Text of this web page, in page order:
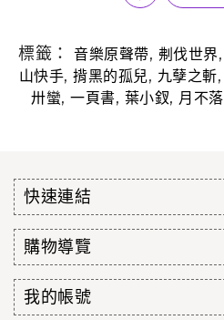
標籤： 音樂原聲帶, 刜伐世界,
山快手,揹黑的孤兒, 九孽之斬,
卅蠻, 一頁書, 葉小釵, 月不落
快速連結
購物導覽
我的帳號